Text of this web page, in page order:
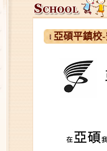
亞碩平鎮校